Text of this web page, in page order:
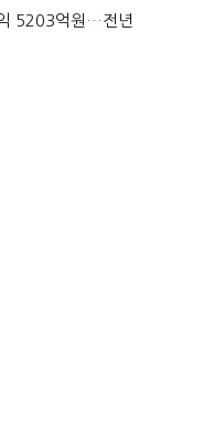
5203억원…전년